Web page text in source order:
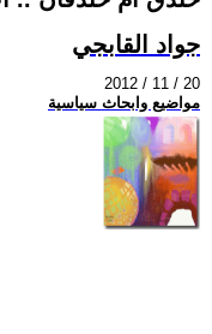
جواد القابجي
2012 / 11 / 20
مواضيع وابحاث سياسية